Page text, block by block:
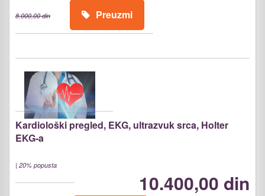
8.000,00 din Preuzmi
Kardiološki pregled, EKG, ultrazvuk srca, Holter
EKG-a
| 20% popusta
10.400,00 din